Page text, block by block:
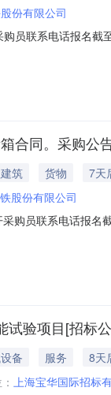
份有限公司
员联系电话报名
应性改造项目铸
合同。采购公
筑 货物
7天
股份有限公司
购员联系电话报
10-
试验项目[招标
备 服务
8天
上海宝华国际招标